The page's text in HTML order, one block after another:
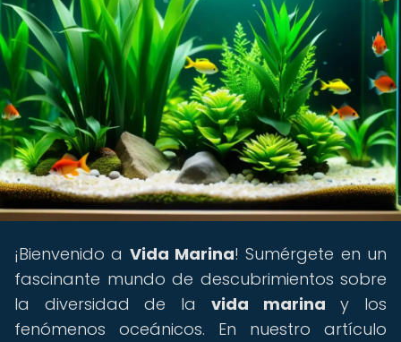
¡Bienvenido a Vida Marina! Sumérgete en un
fascinante mundo de descubrimientos sobre
la diversidad de la vida marina y los
fenómenos oceánicos. En nuestro artículo